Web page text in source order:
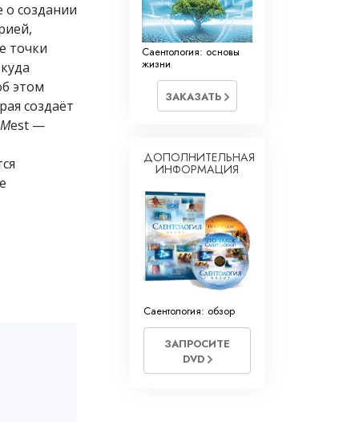
по правам
добровольные
о создании
точки
этом
создаёт
Mest —
Саентология: основы
жизни
ЗАКАЗАТЬ
ДОПОЛНИТЕЛЬНАЯ
ИНФОРМАЦИЯ
Саентология: обзор
ЗАПРОСИТЕ
DVD